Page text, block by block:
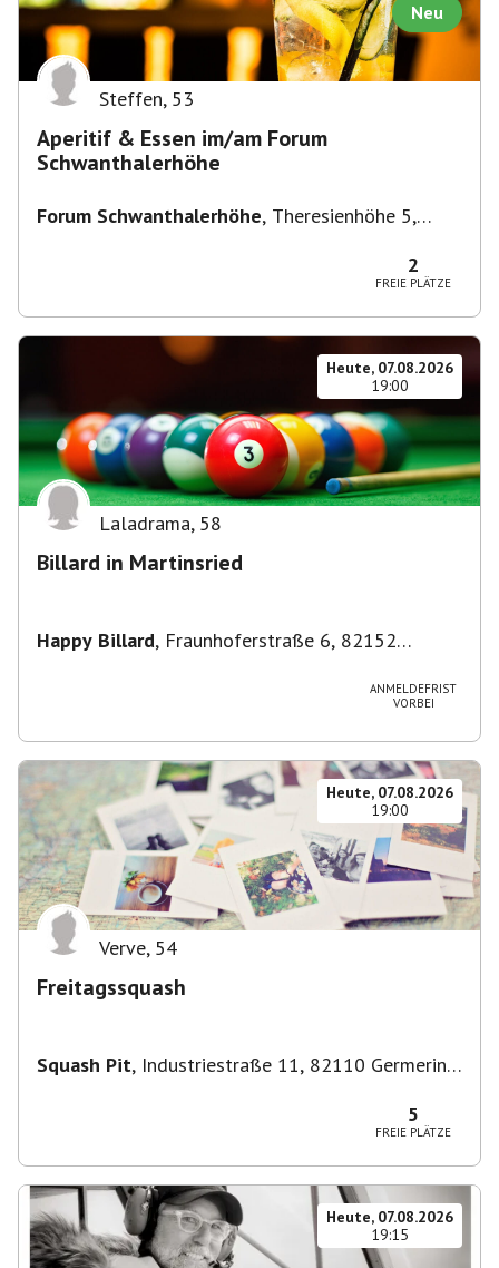
Neu
Steffen, 53
Aperitif & Essen im/am Forum
Schwanthalerhöhe
Forum Schwanthalerhöhe, Theresienhöhe 5,
2
FREIE PLÄTZE
Heute, 07.08.2026
19:00
Laladrama, 58
Billard in Martinsried
Happy Billard, Fraunhoferstraße 6, 82152
ANMELDEFRIST
VORBEI
Heute, 07.08.2026
19:00
Verve, 54
Freitagssquash
Squash Pit, Industriestraße 11, 82110 Germering,
5
FREIE PLÄTZE
Heute, 07.08.2026
19:15